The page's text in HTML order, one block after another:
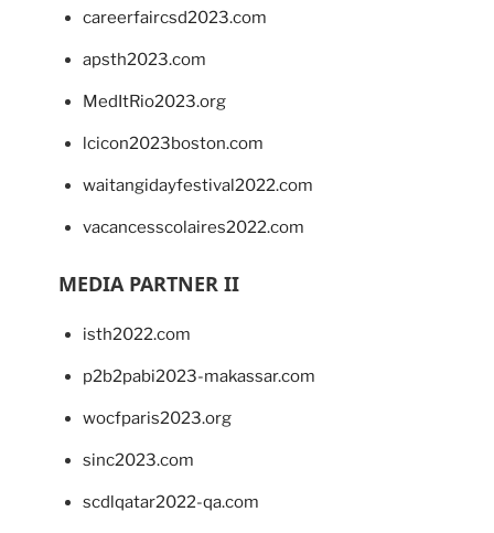
careerfaircsd2023.com
apsth2023.com
MedItRio2023.org
lcicon2023boston.com
waitangidayfestival2022.com
vacancesscolaires2022.com
MEDIA PARTNER II
isth2022.com
p2b2pabi2023-makassar.com
wocfparis2023.org
sinc2023.com
scdlqatar2022-qa.com